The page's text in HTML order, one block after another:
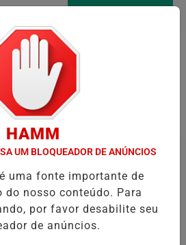
HAMM
UM BLOQUEADOR DE ANÚNCIOS
uma fonte importante de
nosso conteúdo. Para
por favor desabilite seu
de anúncios.